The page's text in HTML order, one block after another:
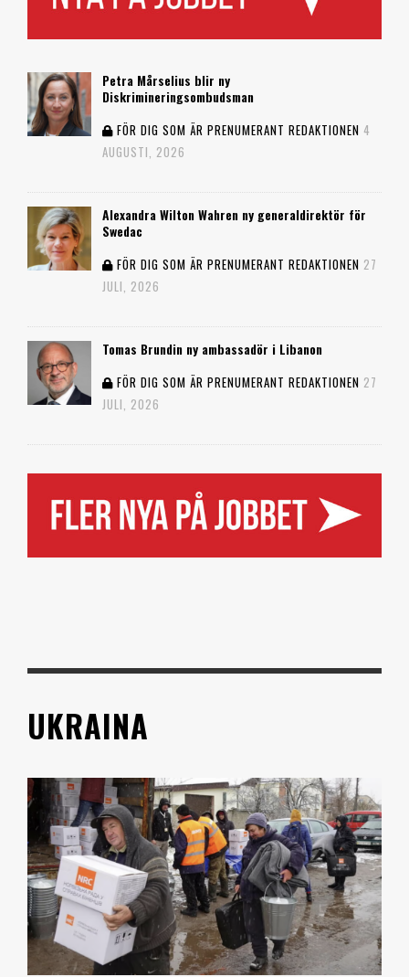
Petra Mårselius blir ny
Diskrimineringsombudsman
FÖR DIG SOM ÄR PRENUMERANT REDAKTIONEN 4
AUGUSTI, 2026
Alexandra Wilton Wahren ny generaldirektör för
Swedac
FÖR DIG SOM ÄR PRENUMERANT REDAKTIONEN 27
JULI, 2026
Tomas Brundin ny ambassadör i Libanon
FÖR DIG SOM ÄR PRENUMERANT REDAKTIONEN 27
JULI, 2026
UKRAINA